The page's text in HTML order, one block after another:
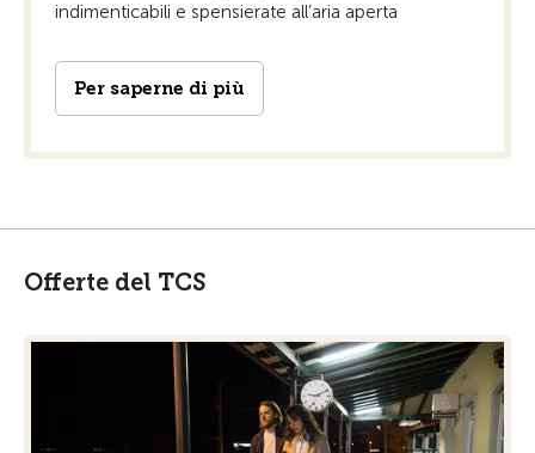
indimenticabili e spensierate all’aria aperta
Per saperne di più
Offerte del TCS